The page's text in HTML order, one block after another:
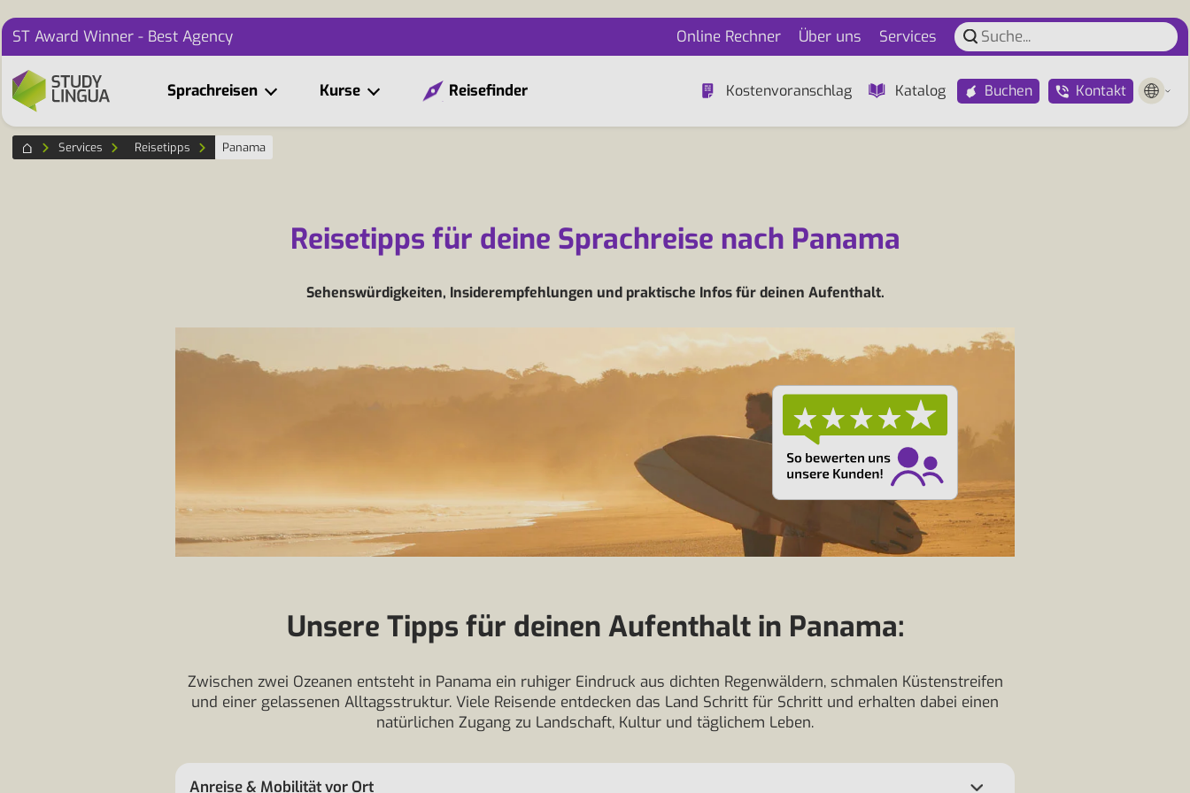
ST Award Winner - Best Agency Online Rechner Über uns Services
Sprachreisen Kurse Reisefinder Kostenvoranschlag Katalog Buchen Kontakt
Services Reisetipps Panama
Reisetipps für deine Sprachreise nach Panama
Sehenswürdigkeiten, Insiderempfehlungen und praktische Infos für deinen Aufenthalt.
Unsere Tipps für deinen Aufenthalt in Panama:
Zwischen zwei Ozeanen entsteht in Panama ein ruhiger Eindruck aus dichten Regenwäldern, schmalen Küstenstreifen
und einer gelassenen Alltagsstruktur. Viele Reisende entdecken das Land Schritt für Schritt und erhalten dabei einen
natürlichen Zugang zu Landschaft, Kultur und täglichem Leben.
Anreise & Mobilität vor Ort